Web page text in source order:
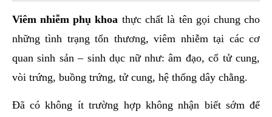
Viêm nhiễm phụ khoa thực chất là tên gọi chung cho
những tình trạng tổn thương, viêm nhiễm tại các cơ
quan sinh sản – sinh dục nữ như: âm đạo, cổ tử cung,
vòi trứng, buồng trứng, tử cung, hệ thống dây chằng.
Đã có không ít trường hợp không nhận biết sớm để